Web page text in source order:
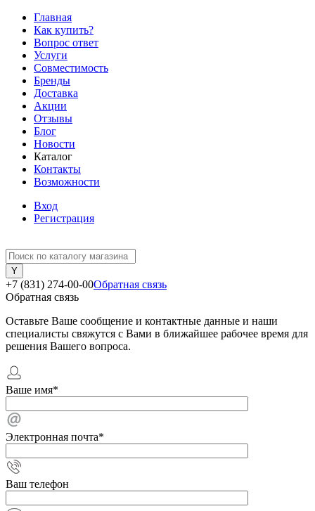
Главная
Как купить?
Вопрос ответ
Услуги
Совместимость
Бренды
Доставка
Акции
Отзывы
Блог
Новости
Каталог
Контакты
Возможности
Вход
Регистрация
+7 (831) 274-00-00Обратная связь
Обратная связь
Оставьте Ваше сообщение и контактные данные и наши
специалисты свяжутся с Вами в ближайшее рабочее время для
решения Вашего вопроса.
Ваше имя*
Электронная почта*
Ваш телефон